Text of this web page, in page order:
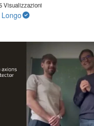
Visualizzazioni